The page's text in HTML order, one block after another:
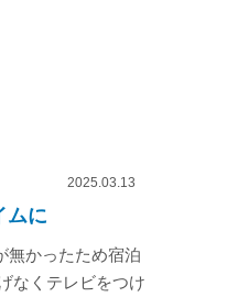
2025.03.13
ムに
無かったため宿泊
なくテレビをつけ